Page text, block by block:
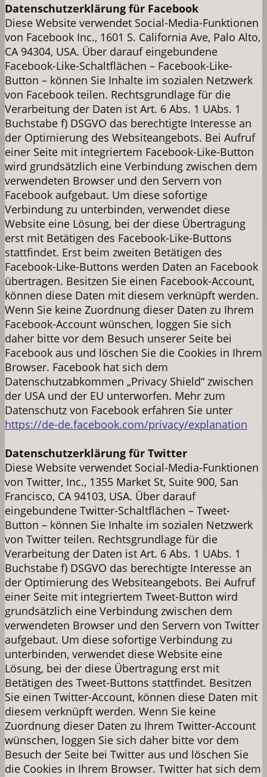
Datenschutzerklärung für Facebook
Diese Website verwendet Social-Media-Funktionen
von Facebook Inc., 1601 S. California Ave, Palo Alto,
CA 94304, USA. Über darauf eingebundene
Facebook-Like-Schaltflächen – Facebook-Like-
Button – können Sie Inhalte im sozialen Netzwerk
von Facebook teilen. Rechtsgrundlage für die
Verarbeitung der Daten ist Art. 6 Abs. 1 UAbs. 1
Buchstabe f) DSGVO das berechtigte Interesse an
der Optimierung des Websiteangebots. Bei Aufruf
einer Seite mit integriertem Facebook-Like-Button
wird grundsätzlich eine Verbindung zwischen dem
verwendeten Browser und den Servern von
Facebook aufgebaut. Um diese sofortige
Verbindung zu unterbinden, verwendet diese
Website eine Lösung, bei der diese Übertragung
erst mit Betätigen des Facebook-Like-Buttons
stattfindet. Erst beim zweiten Betätigen des
Facebook-Like-Buttons werden Daten an Facebook
übertragen. Besitzen Sie einen Facebook-Account,
können diese Daten mit diesem verknüpft werden.
Wenn Sie keine Zuordnung dieser Daten zu Ihrem
Facebook-Account wünschen, loggen Sie sich
daher bitte vor dem Besuch unserer Seite bei
Facebook aus und löschen Sie die Cookies in Ihrem
Browser. Facebook hat sich dem
Datenschutzabkommen „Privacy Shield“ zwischen
der USA und der EU unterworfen. Mehr zum
Datenschutz von Facebook erfahren Sie unter
https://de-de.facebook.com/privacy/explanation
Datenschutzerklärung für Twitter
Diese Website verwendet Social-Media-Funktionen
von Twitter, Inc., 1355 Market St, Suite 900, San
Francisco, CA 94103, USA. Über darauf
eingebundene Twitter-Schaltflächen – Tweet-
Button – können Sie Inhalte im sozialen Netzwerk
von Twitter teilen. Rechtsgrundlage für die
Verarbeitung der Daten ist Art. 6 Abs. 1 UAbs. 1
Buchstabe f) DSGVO das berechtigte Interesse an
der Optimierung des Websiteangebots. Bei Aufruf
einer Seite mit integriertem Tweet-Button wird
grundsätzlich eine Verbindung zwischen dem
verwendeten Browser und den Servern von Twitter
aufgebaut. Um diese sofortige Verbindung zu
unterbinden, verwendet diese Website eine
Lösung, bei der diese Übertragung erst mit
Betätigen des Tweet-Buttons stattfindet. Besitzen
Sie einen Twitter-Account, können diese Daten mit
diesem verknüpft werden. Wenn Sie keine
Zuordnung dieser Daten zu Ihrem Twitter-Account
wünschen, loggen Sie sich daher bitte vor dem
Besuch der Seite bei Twitter aus und löschen Sie
die Cookies in Ihrem Browser. Twitter hat sich dem